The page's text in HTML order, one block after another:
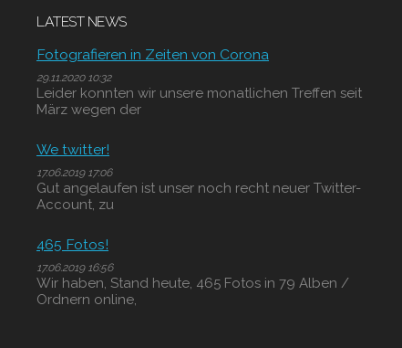
LATEST NEWS
Fotografieren in Zeiten von Corona
29.11.2020 10:32
Leider konnten wir unsere monatlichen Treffen seit
März wegen der
We twitter!
17.06.2019 17:06
Gut angelaufen ist unser noch recht neuer Twitter-
Account, zu
465 Fotos!
17.06.2019 16:56
Wir haben, Stand heute, 465 Fotos in 79 Alben /
Ordnern online,